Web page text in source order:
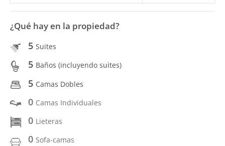
¿Qué hay en la propiedad?
5 Suites
5 Baños (incluyendo suites)
5 Camas Dobles
0 Camas Individuales
0 Lieteras
0 Sofa-camas